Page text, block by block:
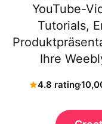
YouTube-
Tutorials,
Ihre
4.8 rating